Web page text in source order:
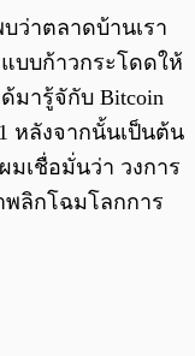
ว่าตลาดบ้านเรา
บบก้าวกระโดดให้
มารู้จักับ Bitcoin
หลังจากนั้นเป็นต้น
มเชื่อมั่นว่า วงการ
ลิกโฉมโลกการ